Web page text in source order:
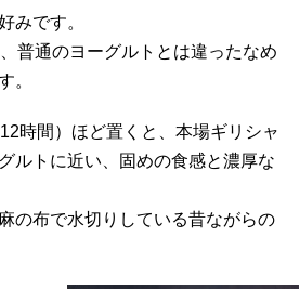
みです。
普通のヨーグルトとは違ったなめ
。
時間）ほど置くと、本場ギリシャ
ルトに近い、固めの食感と濃厚な
の布で水切りしている昔ながらの